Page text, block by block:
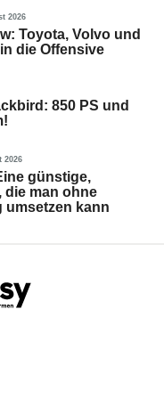
2026
Toyota, Volvo und
die Offensive
850 PS und
2026
günstige,
die man ohne
umsetzen kann